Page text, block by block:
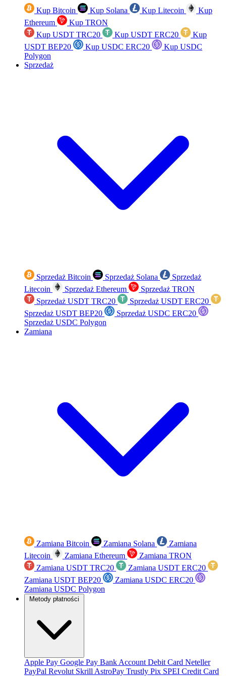
Kup Bitcoin Kup Solana Kup Litecoin
Kup
Ethereum
Kup TRON
Kup USDT TRC20
Kup USDT ERC20
Kup
USDT BEP20
Kup USDC ERC20
Kup USDC
Polygon
Sprzedaż
Sprzedaż Bitcoin Sprzedaż Solana
Sprzedaż
Litecoin
Sprzedaż Ethereum
Sprzedaż TRON
Sprzedaż USDT TRC20
Sprzedaż USDT ERC20
Sprzedaż USDT BEP20
Sprzedaż USDC ERC20
Sprzedaż USDC Polygon
Zamiana
Zamiana Bitcoin Zamiana Solana
Zamiana
Litecoin
Zamiana Ethereum
Zamiana TRON
Zamiana USDT TRC20
Zamiana USDT ERC20
Zamiana USDT BEP20
Zamiana USDC ERC20
Zamiana USDC Polygon
Metody płatności
Apple Pay Google Pay Bank Account Debit Card Neteller
PayPal Revolut Skrill AstroPay Trustly Pix SPEI Credit Card